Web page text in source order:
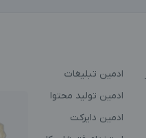
ادمین تبلیغات
ادمین تولید محتوا
ادمین دایرکت